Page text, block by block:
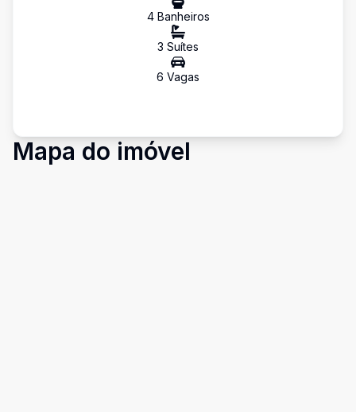
4Banheiros
3 Suítes
6 Vagas
Mapa do imóvel